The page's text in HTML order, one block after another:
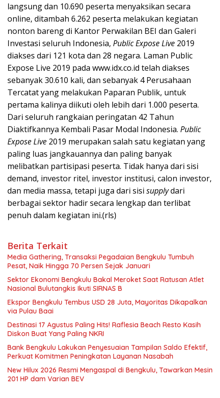
langsung dan 10.690 peserta menyaksikan secara
online, ditambah 6.262 peserta melakukan kegiatan
nonton bareng di Kantor Perwakilan BEI dan Galeri
Investasi seluruh Indonesia, Public Expose Live 2019
diakses dari 121 kota dan 28 negara. Laman Public
Expose Live 2019 pada www.idx.co.id telah diakses
sebanyak 30.610 kali, dan sebanyak 4 Perusahaan
Tercatat yang melakukan Paparan Publik, untuk
pertama kalinya diikuti oleh lebih dari 1.000 peserta.
Dari seluruh rangkaian peringatan 42 Tahun
Diaktifkannya Kembali Pasar Modal Indonesia. Public
Expose Live 2019 merupakan salah satu kegiatan yang
paling luas jangkauannya dan paling banyak
melibatkan partisipasi peserta. Tidak hanya dari sisi
demand, investor ritel, investor institusi, calon investor,
dan media massa, tetapi juga dari sisi supplydari
berbagai sektor hadir secara lengkap dan terlibat
penuh dalam kegiatan ini.(rls)
Berita Terkait
Media Gathering, Transaksi Pegadaian Bengkulu Tumbuh
Pesat, Naik Hingga 70 Persen Sejak Januari
Sektor Ekonomi Bengkulu Bakal Meroket Saat Ratusan Atlet
Nasional Bulutangkis Ikuti SIRNAS B
Ekspor Bengkulu Tembus USD 28 Juta, Mayoritas Dikapalkan
via Pulau Baai
Destinasi 17 Agustus Paling Hits! Raflesia Beach Resto Kasih
Diskon Buat Yang Paling NKRI
Bank Bengkulu Lakukan Penyesuaian Tampilan Saldo Efektif,
Perkuat Komitmen Peningkatan Layanan Nasabah
New Hilux 2026 Resmi Mengaspal di Bengkulu, Tawarkan Mesin
201 HP dam Varian BEV